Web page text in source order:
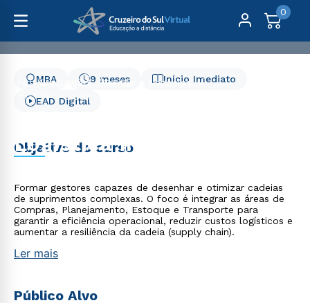
0
Pós-Graduação
Gestão e Negócios
MBA em Supply Chain e Logística Integrada
Logística Integrada
Início Imediato
9 meses
MBA
EAD Digital
Objetivo do curso
Formar gestores capazes de desenhar e otimizar cadeias
de suprimentos complexas. O foco é integrar as áreas de
Compras, Planejamento, Estoque e Transporte para
garantir a eficiência operacional, reduzir custos logísticos e
aumentar a resiliência da cadeia (supply chain).
Ler mais
Público Alvo